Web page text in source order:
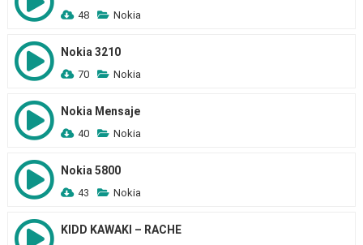
48 Nokia
Nokia 3210
70 Nokia
Nokia Mensaje
40 Nokia
Nokia 5800
43 Nokia
KIDD KAWAKI – RACHE